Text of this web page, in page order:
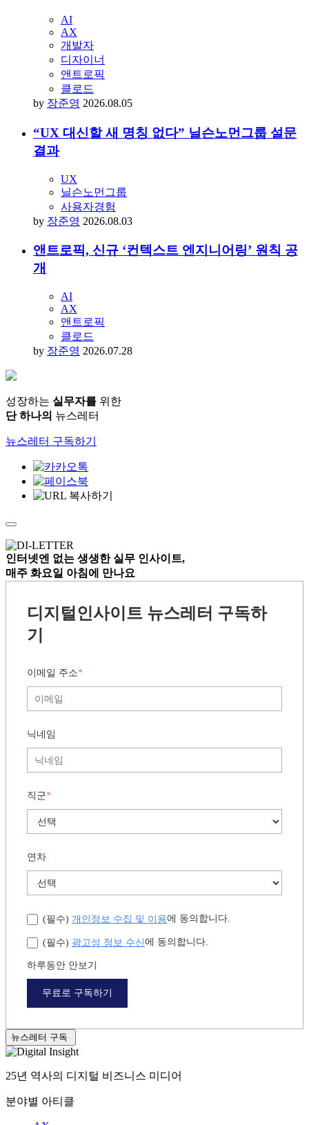
AI
AX
개발자
디자이너
앤트로픽
클로드
by 장준영 2026.08.05
“UX 대신할 새 명칭 없다” 닐슨노먼그룹 설문
결과
UX
닐슨노먼그룹
사용자경험
by 장준영 2026.08.03
앤트로픽, 신규 ‘컨텍스트 엔지니어링’ 원칙 공
개
AI
AX
앤트로픽
클로드
by 장준영 2026.07.28
성장하는 실무자를 위한
단 하나의 뉴스레터
뉴스레터 구독하기
인터넷엔 없는 생생한 실무 인사이트,
매주 화요일 아침에 만나요
디지털인사이트 뉴스레터 구독하
기
이메일 주소*
닉네임
직군*
연차
(필수) 개인정보 수집 및 이용에 동의합니다.
(필수) 광고성 정보 수신에 동의합니다.
하루동안 안보기
무료로 구독하기
뉴스레터 구독
25년 역사의 디지털 비즈니스 미디어
분야별 아티클